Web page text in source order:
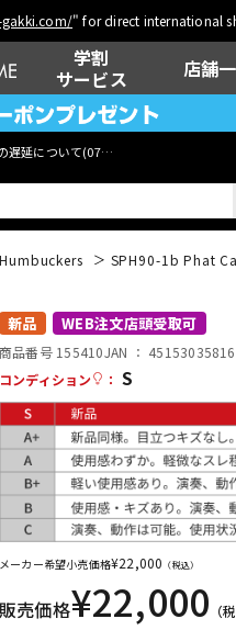
" for direct international
学割
サービス
店舗
遅延について(07月29日
ウクレレ
その他楽器
レコーディン
グ機器
Humbuckers SPH90-1b Phat
新品 WEB注文店頭受取可
商品番号 155410JAN ：
コンディション
： S
メーカー希望小売価格¥22,000 （税込）
販売価格¥22,000 （